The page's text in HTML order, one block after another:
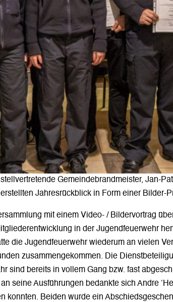
Gemeindebrandmeister, Jan-
Jahresrückblick in Form einer Bilder-
mit einem Video- / Bildervortrag
in der Jugendfeuerwehr
die Jugendfeuerwehr wiederum an vielen
zusammengekommen. Die
sind bereits in vollem Gang bzw. fast
seine Ausführungen bedankte sich Andre
konnten. Beiden wurde ein